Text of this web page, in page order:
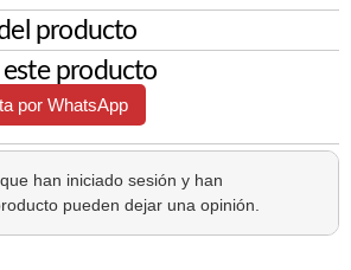
producto
producto
por WhatsApp
han iniciado sesión y han
pueden dejar una opinión.